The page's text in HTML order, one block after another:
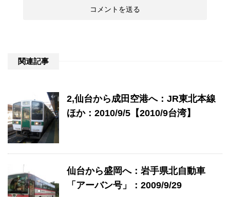
関連記事
2,仙台から成田空港へ：JR東北本線
ほか：2010/9/5【2010/9台湾】
仙台から盛岡へ：岩手県北自動車
「アーバン号」：2009/9/29